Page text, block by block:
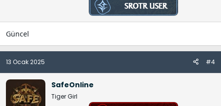
Güncel
13 Ocak 2025 #4
SafeOnline
Tiger Girl